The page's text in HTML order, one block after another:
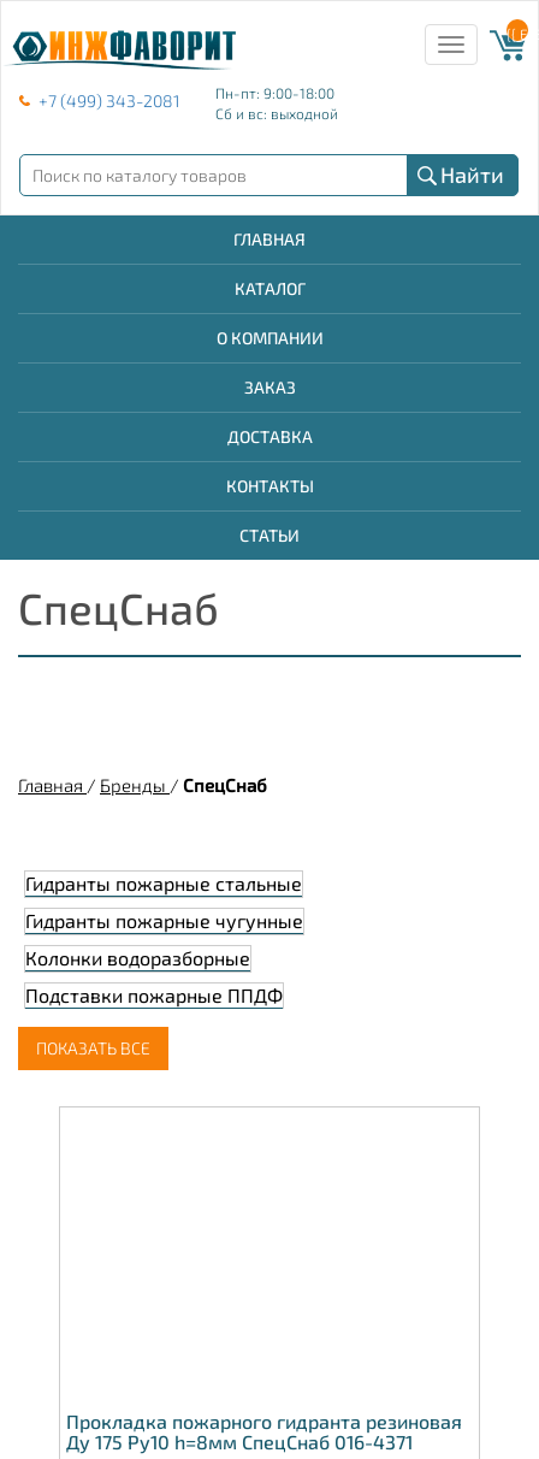
+7 (499) 343-2081
Пн-пт: 9:00-18:00
Сб и вс: выходной
Toggle
navigation
{{
Найти
ГЛАВНАЯ
КАТАЛОГ
О КОМПАНИИ
ЗАКАЗ
ДОСТАВКА
КОНТАКТЫ
СТАТЬИ
СпецСнаб
Главная / Бренды / СпецСнаб
Гидранты пожарные стальные
Гидранты пожарные чугунные
Колонки водоразборные
Подставки пожарные ППДФ
Подставки пожарные ППС
Подставки пожарные ППТФ
Подставки пожарные ППОФ
ПОКАЗАТЬ ВСЕ
Прокладка пожарного гидранта резиновая
Ду 175 Ру10 h=8мм СпецСнаб 016-4371